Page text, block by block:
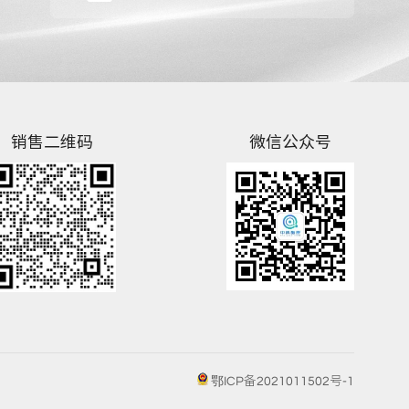
销售二维码 微信公众号
鄂ICP备2021011502号-1